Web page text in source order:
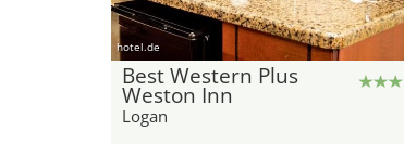
hotel.de
Best Western Plus
Weston Inn
Logan